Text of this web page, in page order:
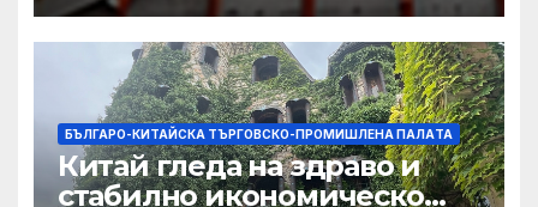
БЪЛГАРО-КИТАЙСКА ТЪРГОВСКО-ПРОМИШЛЕНА ПАЛAТА
Китай гледа на здраво и
стабилно икономическо